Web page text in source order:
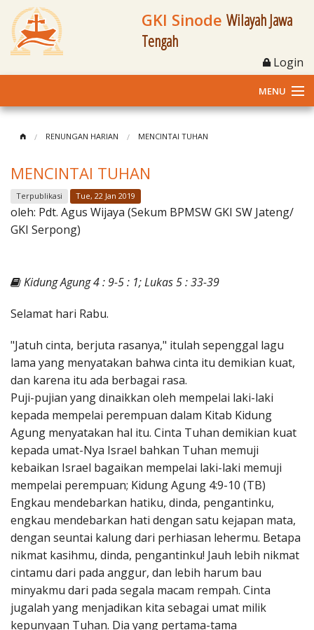
GKI Sinode Wilayah Jawa
Tengah
Login
MENU
Klasis dan Jemaat
Berita Kegiatan
Materi
RENUNGAN HARIAN MENCINTAI TUHAN
MENCINTAI TUHAN
Terpublikasi Tue, 22 Jan 2019
oleh: Pdt. Agus Wijaya (Sekum BPMSW GKI SW Jateng/
GKI Serpong)
Kidung Agung 4 : 9-5 : 1; Lukas 5 : 33-39
Selamat hari Rabu.
"Jatuh cinta, berjuta rasanya," itulah sepenggal lagu
lama yang menyatakan bahwa cinta itu demikian kuat,
dan karena itu ada berbagai rasa.
Puji-pujian yang dinaikkan oleh mempelai laki-laki
kepada mempelai perempuan dalam Kitab Kidung
Agung menyatakan hal itu. Cinta Tuhan demikian kuat
kepada umat-Nya Israel bahkan Tuhan memuji
kebaikan Israel bagaikan mempelai laki-laki memuji
mempelai perempuan; Kidung Agung 4:9-10 (TB)
Engkau mendebarkan hatiku, dinda, pengantinku,
engkau mendebarkan hati dengan satu kejapan mata,
dengan seuntai kalung dari perhiasan lehermu. Betapa
nikmat kasihmu, dinda, pengantinku! Jauh lebih nikmat
cintamu dari pada anggur, dan lebih harum bau
minyakmu dari pada segala macam rempah. Cinta
jugalah yang menjadikan kita sebagai umat milik
kepunyaan Tuhan. Dia yang pertama-tama